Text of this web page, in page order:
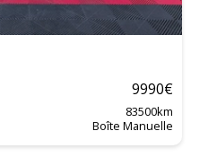
9990€
83500km
Boîte Manuelle